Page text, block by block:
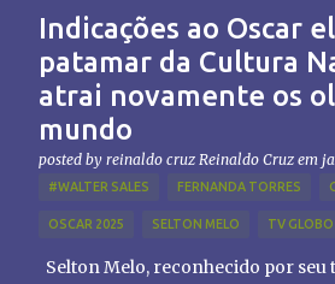
Indicações ao Oscar
patamar da Cultura
atrai novamente os
mundo
posted by reinaldo cruz Reinaldo Cruz em
#WALTER SALES FERNANDA TORRES
OSCAR 2025 SELTON MELO TV GLOBO
Selton Melo, reconhecido por seu